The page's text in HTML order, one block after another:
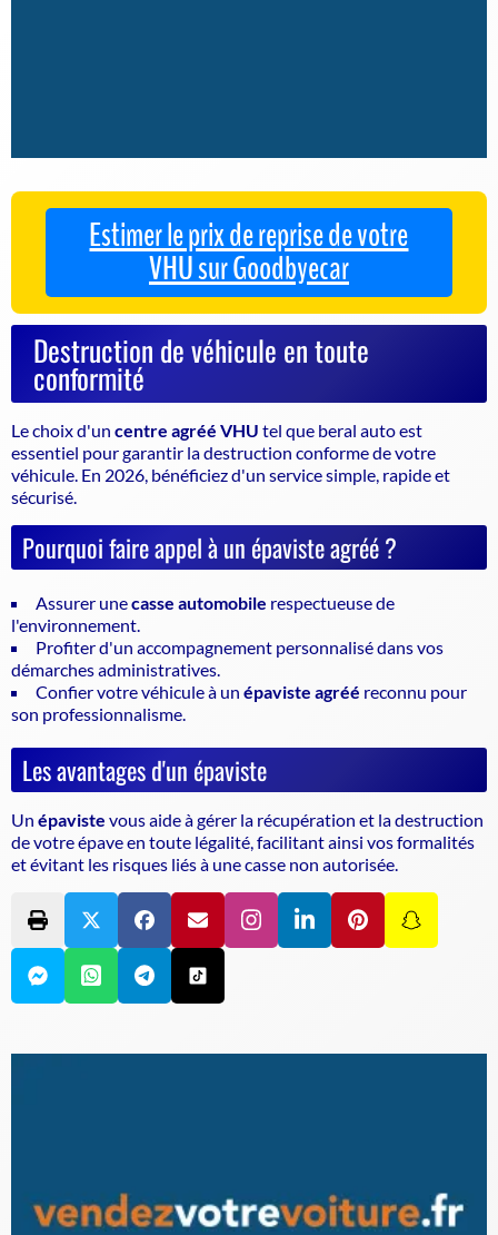
Estimer le prix de reprise de votre
VHU sur Goodbyecar
Destruction de véhicule en toute
conformité
Le choix d'un centre agréé VHU tel que beral auto est
essentiel pour garantir ladestruction conforme de votre
véhicule . En 2026, bénéficiez d'un service simple, rapide et
sécurisé.
Pourquoi faire appel à un épaviste agréé ?
Assurer unecasse automobile respectueuse de
l'environnement.
Profiter d'un accompagnement personnalisé dans vos
démarches administratives.
Confier votre véhicule à un épaviste agréé reconnu pour
son professionnalisme.
Les avantages d'un épaviste
Un épaviste vous aide à gérer la récupération et la destruction
de votre épave en toute légalité, facilitant ainsi vos formalités
et évitant les risques liés à une casse non autorisée.